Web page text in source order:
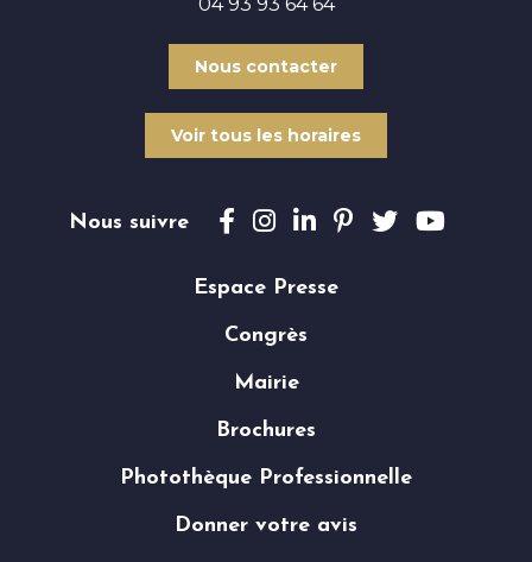
Nous contacter
Voir tous les horaires
Nous suivre Suivez-nous sur Facebook
Suivez-nous sur Instagram
Suivez-nous sur
Suivez-nous sur
Suivez-nous
Suivez-
Espace Presse
Congrès
Mairie
Brochures
Photothèque Professionnelle
Donner votre avis